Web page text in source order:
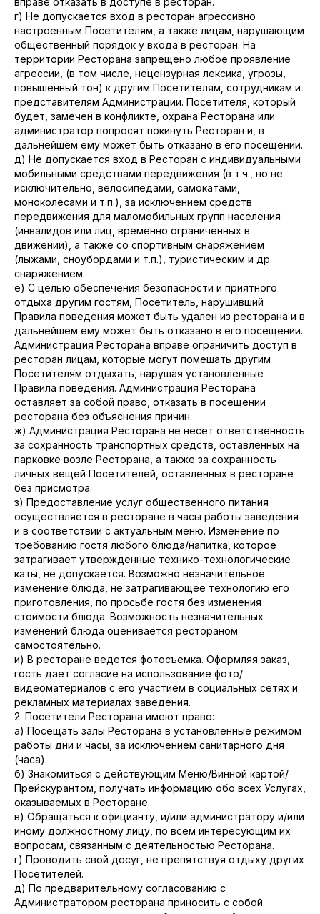
г) Не допускается вход в ресторан агрессивно
настроенным Посетителям, а также лицам, нарушающим
общественный порядок у входа в ресторан. На
территории Ресторана запрещено любое проявление
агрессии, (в том числе, нецензурная лексика, угрозы,
повышенный тон) к другим Посетителям, сотрудникам и
представителям Администрации. Посетителя, который
будет, замечен в конфликте, охрана Ресторана или
администратор попросят покинуть Ресторан и, в
дальнейшем ему может быть отказано в его посещении.
д) Не допускается вход в Ресторан с индивидуальными
мобильными средствами передвижения (в т.ч., но не
исключительно, велосипедами, самокатами,
моноколёсами и т.п.), за исключением средств
передвижения для маломобильных групп населения
(инвалидов или лиц, временно ограниченных в
движении), а также со спортивным снаряжением
(лыжами, сноубордами и т.п.), туристическим и др.
снаряжением.
е) С целью обеспечения безопасности и приятного
отдыха другим гостям, Посетитель, нарушивший
Правила поведения может быть удален из ресторана и в
дальнейшем ему может быть отказано в его посещении.
Администрация Ресторана вправе ограничить доступ в
ресторан лицам, которые могут помешать другим
Посетителям отдыхать, нарушая установленные
Правила поведения. Администрация Ресторана
оставляет за собой право, отказать в посещении
ресторана без объяснения причин.
ж) Администрация Ресторана не несет ответственность
за сохранность транспортных средств, оставленных на
парковке возле Ресторана, а также за сохранность
личных вещей Посетителей, оставленных в ресторане
без присмотра.
з) Предоставление услуг общественного питания
осуществляется в ресторане в часы работы заведения
и в соответствии с актуальным меню. Изменение по
требованию гостя любого блюда/напитка, которое
затрагивает утвержденные технико-технологические
каты, не допускается. Возможно незначительное
изменение блюда, не затрагивающее технологию его
приготовления, по просьбе гостя без изменения
стоимости блюда. Возможность незначительных
изменений блюда оценивается рестораном
самостоятельно.
и) В ресторане ведется фотосъемка. Оформляя заказ,
гость дает согласие на использование фото/
видеоматериалов с его участием в социальных сетях и
рекламных материалах заведения.
2. Посетители Ресторана имеют право:
а) Посещать залы Ресторана в установленные режимом
работы дни и часы, за исключением санитарного дня
(часа).
б) Знакомиться с действующим Меню/Винной картой/
Прейскурантом, получать информацию обо всех Услугах,
оказываемых в Ресторане.
в) Обращаться к официанту, и/или администратору и/или
иному должностному лицу, по всем интересующим их
вопросам, связанным с деятельностью Ресторана.
г) Проводить свой досуг, не препятствуя отдыху других
Посетителей.
д) По предварительному согласованию с
Администратором ресторана приносить с собой